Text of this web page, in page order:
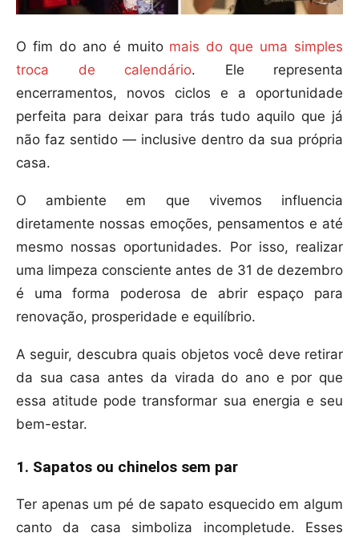
O fim do ano é muito mais do que uma simples
troca de calendário. Ele representa
encerramentos, novos ciclos e a oportunidade
perfeita para deixar para trás tudo aquilo que já
não faz sentido — inclusive dentro da sua própria
casa.
O ambiente em que vivemos influencia
diretamente nossas emoções, pensamentos e até
mesmo nossas oportunidades. Por isso, realizar
uma limpeza consciente antes de 31 de dezembro
é uma forma poderosa de abrir espaço para
renovação, prosperidade e equilíbrio.
A seguir, descubra quais objetos você deve retirar
da sua casa antes da virada do ano e por que
essa atitude pode transformar sua energia e seu
bem-estar.
1. Sapatos ou chinelos sem par
Ter apenas um pé de sapato esquecido em algum
canto da casa simboliza incompletude. Esses